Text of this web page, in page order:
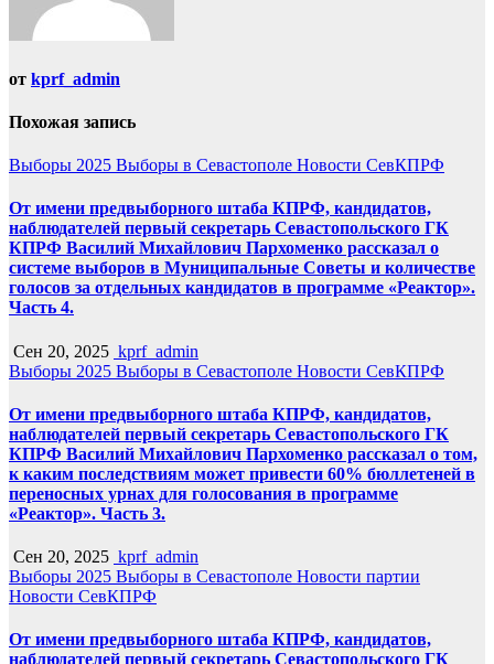
от kprf_admin
Похожая запись
Выборы 2025 Выборы в Севастополе Новости СевКПРФ
От имени предвыборного штаба КПРФ, кандидатов,
наблюдателей первый секретарь Севастопольского ГК
КПРФ Василий Михайлович Пархоменко рассказал о
системе выборов в Муниципальные Советы и количестве
голосов за отдельных кандидатов в программе «Реактор».
Часть 4.
Сен 20, 2025 kprf_admin
Выборы 2025 Выборы в Севастополе Новости СевКПРФ
От имени предвыборного штаба КПРФ, кандидатов,
наблюдателей первый секретарь Севастопольского ГК
КПРФ Василий Михайлович Пархоменко рассказал о том,
к каким последствиям может привести 60% бюллетеней в
переносных урнах для голосования в программе
«Реактор». Часть 3.
Сен 20, 2025 kprf_admin
Выборы 2025 Выборы в Севастополе Новости партии
Новости СевКПРФ
От имени предвыборного штаба КПРФ, кандидатов,
наблюдателей первый секретарь Севастопольского ГК